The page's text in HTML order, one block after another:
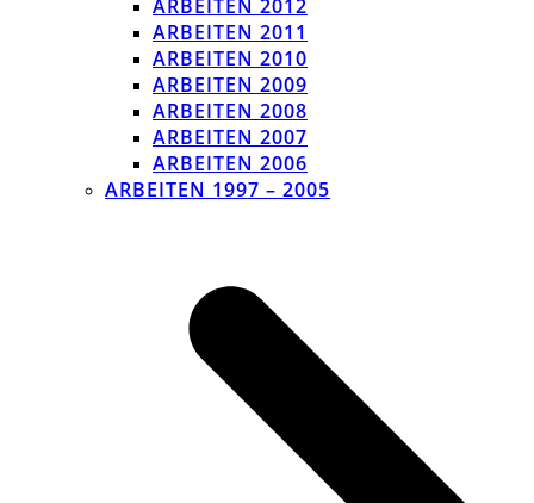
ARBEITEN 2012
ARBEITEN 2011
ARBEITEN 2010
ARBEITEN 2009
ARBEITEN 2008
ARBEITEN 2007
ARBEITEN 2006
ARBEITEN 1997 – 2005